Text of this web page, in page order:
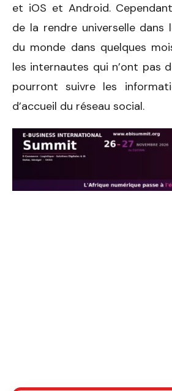
et iOS et Android.
de la rendre universelle dans
du monde dans quelques
les internautes qui n’ont pas
pourront suivre les
d’accueil du réseau social.